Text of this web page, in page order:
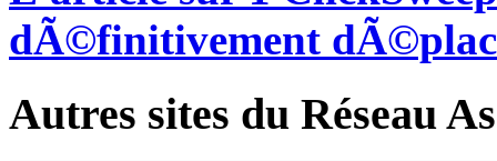
dÃ©finitivement
Autres sites du Réseau